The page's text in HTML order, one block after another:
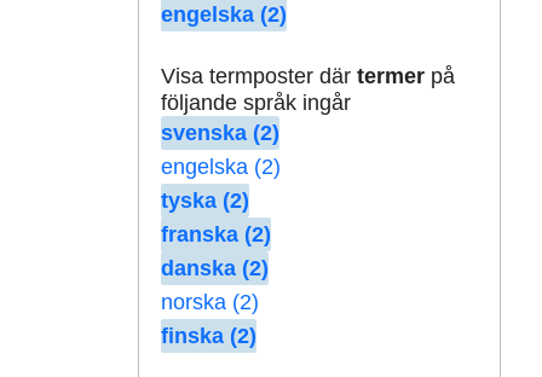
engelska (2)
Visa termposter där termerpå
följande språk ingår
svenska (2)
engelska (2)
tyska (2)
franska (2)
danska (2)
norska (2)
finska (2)